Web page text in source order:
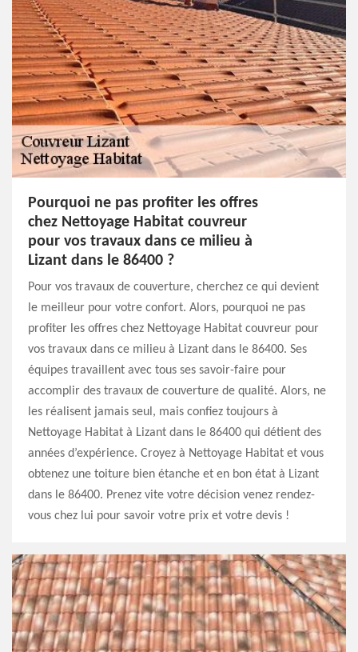
Pourquoi ne pas profiter les offres
chez Nettoyage Habitat couvreur
pour vos travaux dans ce milieu à
Lizant dans le 86400 ?
Pour vos travaux de couverture, cherchez ce qui devient
le meilleur pour votre confort. Alors, pourquoi ne pas
profiter les offres chez Nettoyage Habitat couvreur pour
vos travaux dans ce milieu à Lizant dans le 86400. Ses
équipes travaillent avec tous ses savoir-faire pour
accomplir des travaux de couverture de qualité. Alors, ne
les réalisent jamais seul, mais confiez toujours à
Nettoyage Habitat à Lizant dans le 86400 qui détient des
années d’expérience. Croyez à Nettoyage Habitat et vous
obtenez une toiture bien étanche et en bon état à Lizant
dans le 86400. Prenez vite votre décision venez rendez-
vous chez lui pour savoir votre prix et votre devis !